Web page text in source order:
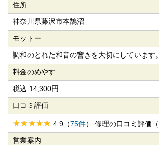
住所
神奈川県藤沢市本鵠沼
モットー
調和のとれた和音の響きを大切にしています。
料金のめやす
税込 14,300円
口コミ評価
4.9（75件） 修理の口コミ評価（
営業案内